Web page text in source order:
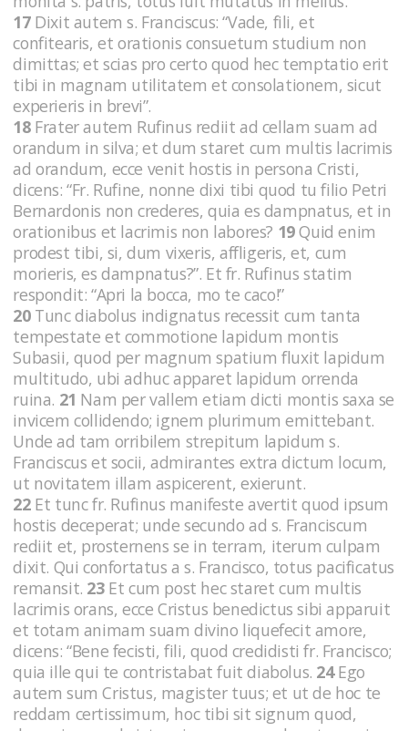
17Dixit autem s. Franciscus: “Vade, fili, et
confitearis, et orationis consuetum studium non
dimittas; et scias pro certo quod hec temptatio erit
tibi in magnam utilitatem et consolationem, sicut
experieris in brevi”.
18Frater autem Rufinus rediit ad cellam suam ad
orandum in silva; et dum staret cum multis lacrimis
ad orandum, ecce venit hostis in persona Cristi,
dicens: “Fr. Rufine, nonne dixi tibi quod tu filio Petri
Bernardonis non crederes, quia es dampnatus, et in
orationibus et lacrimis non labores? 19Quid enim
prodest tibi, si, dum vixeris, affligeris, et, cum
morieris, es dampnatus?”. Et fr. Rufinus statim
respondit: “Apri la bocca, mo te caco!”
20Tunc diabolus indignatus recessit cum tanta
tempestate et commotione lapidum montis
Subasii, quod per magnum spatium fluxit lapidum
multitudo, ubi adhuc apparet lapidum orrenda
ruina. 21 Nam per vallem etiam dicti montis saxa se
invicem collidendo; ignem plurimum emittebant.
Unde ad tam orribilem strepitum lapidum s.
Franciscus et socii, admirantes extra dictum locum,
ut novitatem illam aspicerent, exierunt.
22Et tunc fr. Rufinus manifeste avertit quod ipsum
hostis deceperat; unde secundo ad s. Franciscum
rediit et, prosternens se in terram, iterum culpam
dixit. Qui confortatus a s. Francisco, totus pacificatus
remansit. 23 Et cum post hec staret cum multis
lacrimis orans, ecce Cristus benedictus sibi apparuit
et totam animam suam divino liquefecit amore,
dicens: “Bene fecisti, fili, quod credidisti fr. Francisco;
quia ille qui te contristabat fuit diabolus. 24Ego
autem sum Cristus, magister tuus; et ut de hoc te
reddam certissimum, hoc tibi sit signum quod,